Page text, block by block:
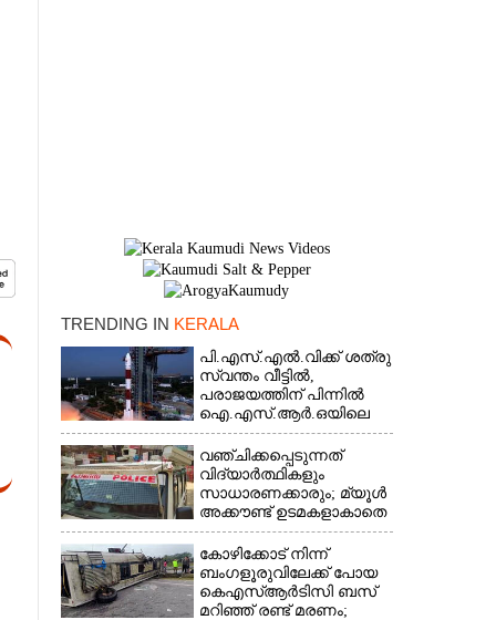
TRENDING IN KERALA
പി.എസ്.എൽ.വിക്ക് ശത്രു
സ്വന്തം വീട്ടിൽ,​
പരാജയത്തിന് പിന്നിൽ
ഐ.എസ്.ആർ.ഒയിലെ
ഉന്നതൻ
വഞ്ചിക്കപ്പെടുന്നത്
വിദ്യാർത്ഥികളും
സാധാരണക്കാരും; മ്യൂൾ
അക്കൗണ്ട് ഉടമകളാകാതെ
ശ്രദ്ധിക്കുക,
നിർദ്ദേശങ്ങളുമായി
പൊലീസ്
കോഴിക്കോട് നിന്ന്
ബംഗളൂരുവിലേക്ക് പോയ
കെഎസ്‌ആർടിസി ബസ്
മറിഞ്ഞ് രണ്ട് മരണം;
×